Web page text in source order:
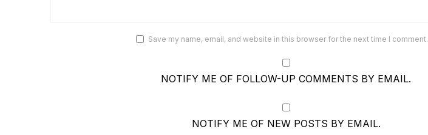
Save my name, email, and website in this browser for the next time I comment.
NOTIFY ME OF FOLLOW-UP COMMENTS BY EMAIL.
NOTIFY ME OF NEW POSTS BY EMAIL.